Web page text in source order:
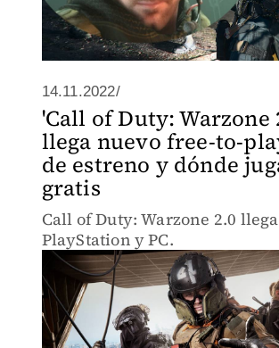
14.11.2022/
'Call of Duty: Warzone
llega nuevo free-to-
de estreno y dónde
gratis
Call of Duty: Warzone 2.0
PlayStation y PC.